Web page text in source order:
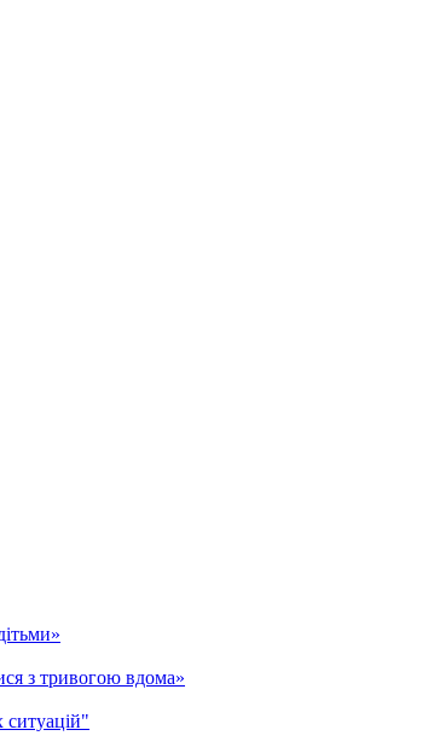
з тривогою вдома»
ситуацій"